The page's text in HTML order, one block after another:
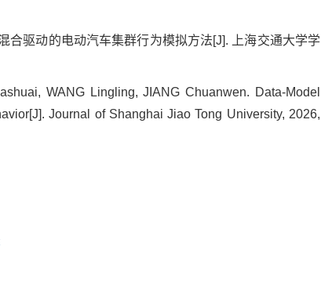
合驱动的电动汽车集群行为模拟方法[J]. 上海交通大学学
WANG Lingling, JIANG Chuanwen. Data-Model
Journal of Shanghai Jiao Tong University, 2026,